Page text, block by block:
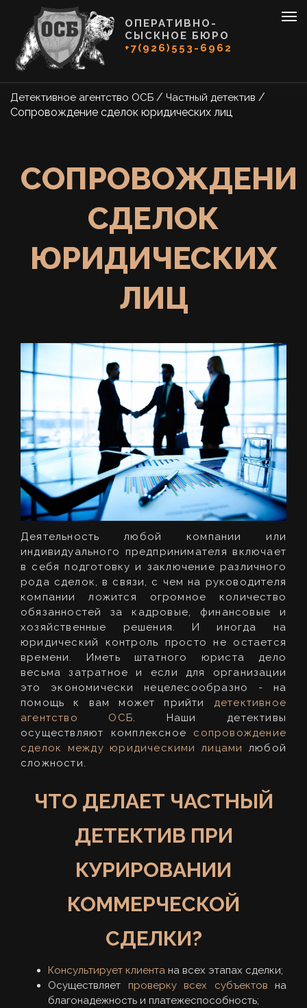
ОПЕРАТИВНО-
СЫСКНОЕ БЮРО
+7(926)553-6962
Детективное агентство ОСБ / Частный детектив /
Сопровождение сделок юридических лиц
СДЕЛОК
ЮРИДИЧЕСКИХ
ЛИЦ
Деятельность любой компании или
индивидуального предпринимателя включает
в себя подготовку и заключение различного
рода сделок, в связи, с чем на руководителя
компании ложится огромное количество
обязанностей за кадровые, финансовые и
хозяйственные решения. И иногда на
юридический контроль просто не остается
времени. Иметь штатного юриста дело
весьма затратное и если для организации
это экономически нецелесообразно - на
помощь к вам может прийти детективное
агентство ОСБ. Наши детективы
осуществляют комплексное сопровождение
сделок между юридическими лицами
любой
сложности.
ЧТО ДЕЛАЕТ ЧАСТНЫЙ
ДЕТЕКТИВ ПРИ
КУРИРОВАНИИ
КОММЕРЧЕСКОЙ
СДЕЛКИ?
Консультирует клиента на всех этапах сделки;
Осуществляет проверку всех субъектов на
благонадежность и платежеспособность;